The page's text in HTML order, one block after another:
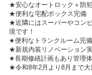
★安心なオートロック＋防
★便利な宅配ボックス完備
★近隣にはスーパーやコン
境です！
★便利なトランクルーム完備
★新規内装リノベーション
★長期修繕計画もあり管理
★令和8年2月より8月まで大